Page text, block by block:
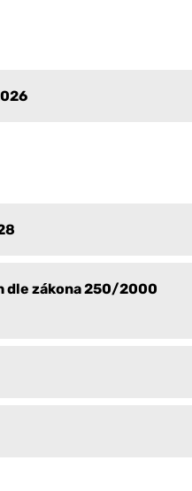
dle zákona 250/2000